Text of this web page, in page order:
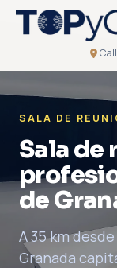
SALA DE
Sala de
de
A 35 km
Granada